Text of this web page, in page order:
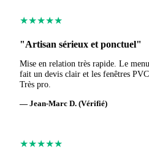
★★★★★
"Artisan sérieux et ponctuel"
Mise en relation très rapide. Le
fait un devis clair et les fenêtres
Très pro.
— Jean-Marc D. (Vérifié)
★★★★★